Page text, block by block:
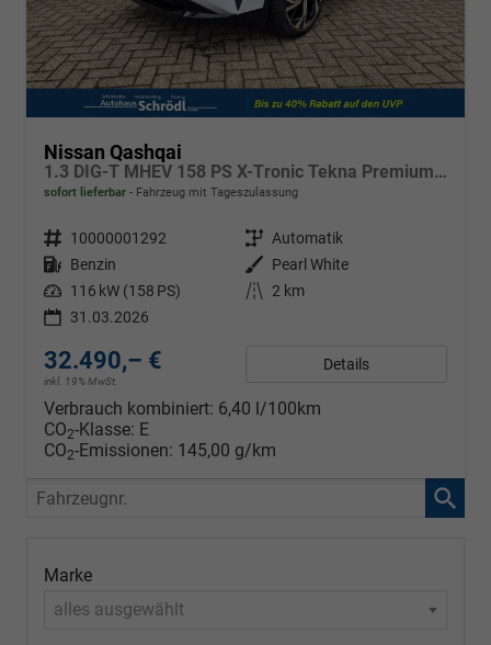
Nissan Qashqai
1.3 DIG-T MHEV 158 PS X-Tronic Tekna Premium Paket 20"LM Teil-Leder PanoGlasdach Klimaautomatik Sitzheizung Lenkradheizung Navi Head-Up Display elektr. Heckklappe ACC PDC v+h 360°Kamera DAB Bluetooth Touchscreen Apple CarPlay Android Auto
sofort lieferbar Fahrzeug mit Tageszulassung
Fahrzeugnr. 10000001292 Getriebe Automatik
Kraftstoff Benzin Außenfarbe
Pearl White
Leistung 116 kW (158 PS) Kilometerstand
2 km
31.03.2026
32.490,– €
inkl. 19% MwSt.
Details
Verbrauch kombiniert: 6,40 l/100km
CO2-Klasse: E
CO2-Emissionen: 145,00 g/km
Fahrzeugnr.
Marke
alles ausgewählt